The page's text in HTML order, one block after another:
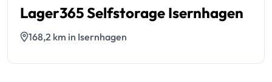
Lager365 Selfstorage Isernhagen
168,2 km in Isernhagen